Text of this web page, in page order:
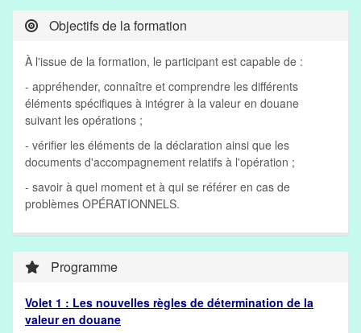
Objectifs de la formation
À l'issue de la formation, le participant est capable de :
- appréhender, connaître et comprendre les différents
éléments spécifiques à intégrer à la valeur en douane
suivant les opérations ;
- vérifier les éléments de la déclaration ainsi que les
documents d'accompagnement relatifs à l'opération ;
- savoir à quel moment et à qui se référer en cas de
problèmes OPÉRATIONNELS.
Programme
Volet 1 : Les nouvelles règles de détermination de la
valeur en douane